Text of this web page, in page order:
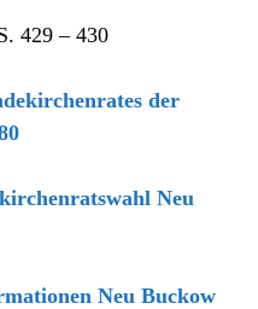
429 – 430
der
Neu
Neu Buckow